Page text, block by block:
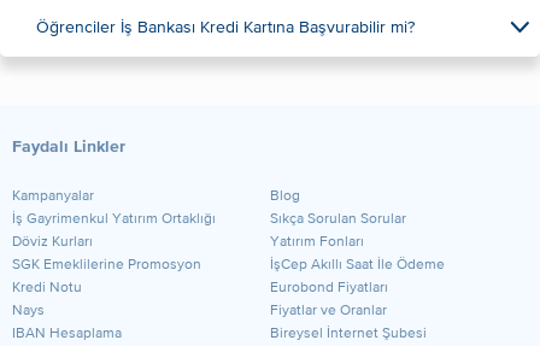
Öğrenciler İş Bankası Kredi Kartına Başvurabilir mi?
Faydalı Linkler
Kampanyalar
Blog
​İş Gayrimenkul Yatırım Ortaklığı
Sıkça Sorulan Sorular
Döviz Kurları
Yatırım Fonları
SGK Emeklilerine Promosyon
İşCep Akıllı Saat İle Ödeme
Kredi Notu
Eurobond Fiyatları
Nays
Fiyatlar ve Oranlar
IBAN Hesaplama
Bireysel İnternet Şubesi